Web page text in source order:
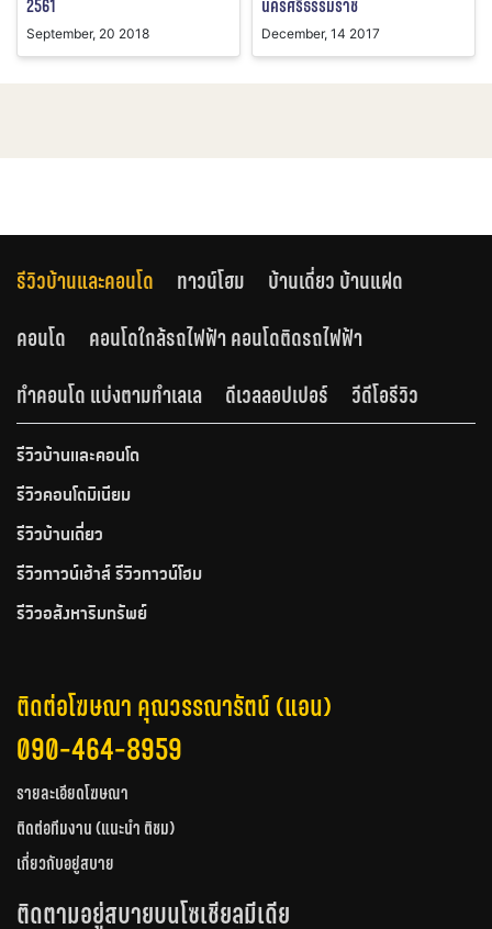
2561
September, 20 2018
นครศรีธรรมราช
December, 14 2017
รีวิวบ้านและคอนโด ทาวน์โฮม
บ้านเดี่ยว บ้านแฝด
คอนโด
คอนโดใกล้รถไฟฟ้า คอนโดติดรถไฟฟ้า
ทำคอนโด แบ่งตามทำเลเล
ดีเวลลอปเปอร์ วีดีโอรีวิว
รีวิวบ้านและคอนโด
รีวิวคอนโดมิเนียม
รีวิวบ้านเดี่ยว
รีวิวทาวน์เฮ้าส์ รีวิวทาวน์โฮม
รีวิวอสังหาริมทรัพย์
ติดต่อโฆษณา คุณวรรณารัตน์ (แอน)
090-464-8959
รายละเอียดโฆษณา
ติดต่อทีมงาน (แนะนำ ติชม)
เกี่ยวกับอยู่สบาย
ติดตามอยู่สบายบนโซเชียลมีเดีย